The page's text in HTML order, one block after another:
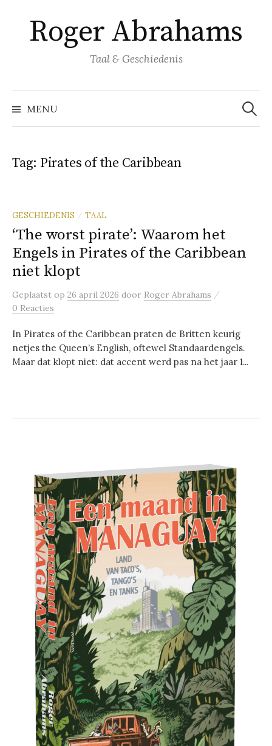
inhoud
springen
Roger Abrahams
Taal & Geschiedenis
MENU
Zoeken
naar:
Tag: Pirates of the Caribbean
GESCHIEDENIS / TAAL
‘The worst pirate’: Waarom het
Engels in Pirates of the Caribbean
niet klopt
Geplaatst op 26 april 2026 door Roger Abrahams /
0 Reacties
In Pirates of the Caribbean praten de Britten keurig
netjes the Queen’s English, oftewel Standaardengels.
Maar dat klopt niet: dat accent werd pas na het jaar 1...